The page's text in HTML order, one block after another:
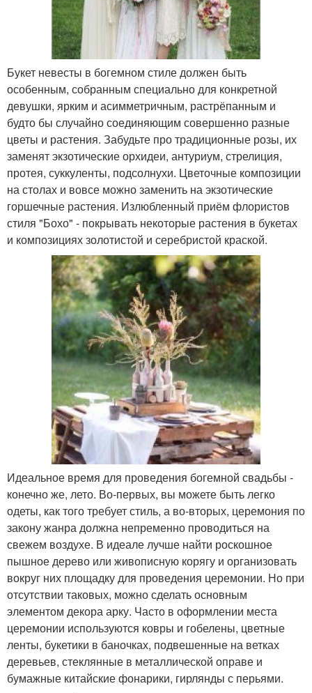
Букет невесты в богемном стиле должен быть
особенным, собранным специально для конкретной
девушки, ярким и асимметричным, растрёпанным и
будто бы случайно соединяющим совершенно разные
цветы и растения. Забудьте про традиционные розы, их
заменят экзотические орхидеи, антуриум, стрелиция,
протея, суккуленты, подсолнухи. Цветочные композиции
на столах и вовсе можно заменить на экзотические
горшечные растения. Излюбленный приём флористов
стиля "Бохо" - покрывать некоторые растения в букетах
и композициях золотистой и серебристой краской.
Идеальное время для проведения богемной свадьбы -
конечно же, лето. Во-первых, вы можете быть легко
одеты, как того требует стиль, а во-вторых, церемония по
закону жанра должна непременно проводиться на
свежем воздухе. В идеале лучше найти роскошное
пышное дерево или живописную корягу и организовать
вокруг них площадку для проведения церемонии. Но при
отсутствии таковых, можно сделать основным
элементом декора арку. Часто в оформлении места
церемонии используются ковры и гобелены, цветные
ленты, букетики в баночках, подвешенные на ветках
деревьев, стеклянные в металлической оправе и
бумажные китайские фонарики, гирлянды с перьями.